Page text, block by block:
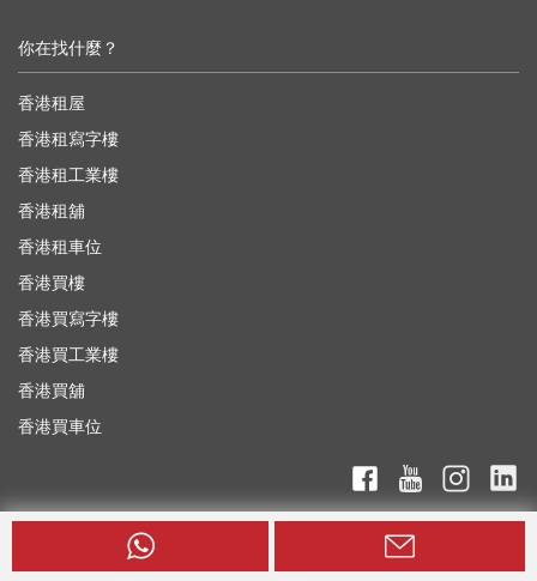
你在找什麼？
香港租屋
香港租寫字樓
香港租工業樓
香港租舖
香港租車位
香港買樓
香港買寫字樓
香港買工業樓
香港買舖
香港買車位